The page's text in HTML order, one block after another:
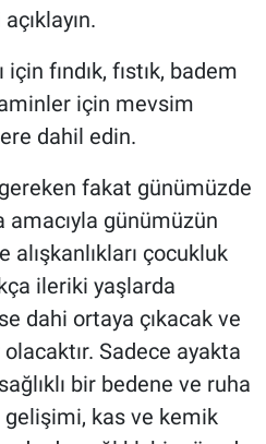
fındık, fıstık, badem
için mevsim
dahil edin.
fakat günümüzde
amacıyla günümüzün
alışkanlıkları çocukluk
ileriki yaşlarda
dahi ortaya çıkacak ve
Sadece ayakta
bir bedene ve ruha
kas ve kemik